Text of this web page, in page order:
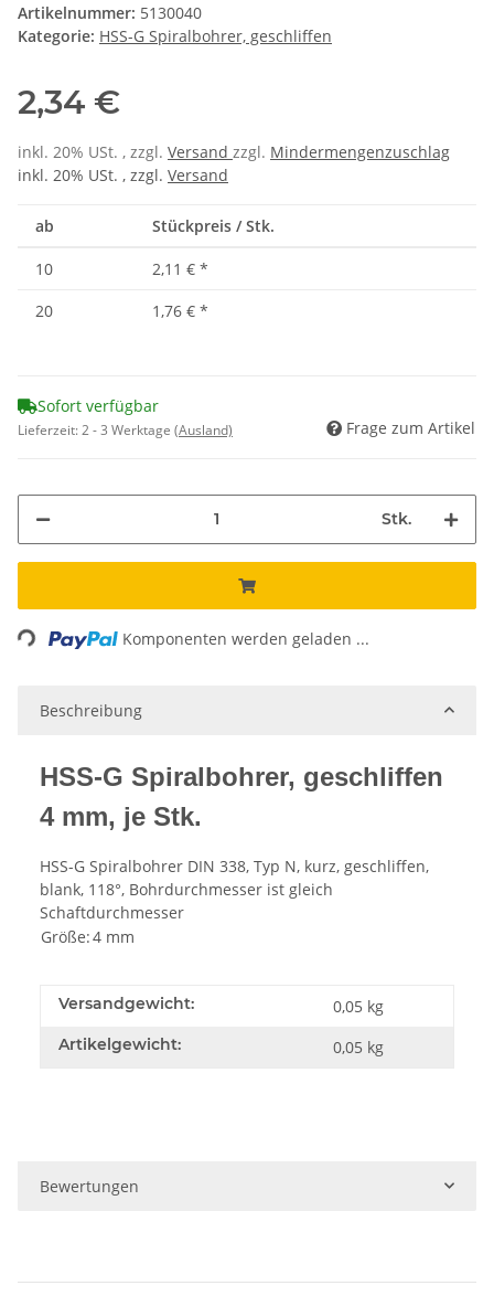
Artikelnummer: 5130040
Kategorie: HSS-G Spiralbohrer, geschliffen
2,34 €
inkl. 20% USt. , zzgl. Versand zzgl. Mindermengenzuschlag
inkl. 20% USt. , zzgl. Versand
ab Stückpreis / Stk.
10 2,11 € *
20
1,76 € *
Sofort verfügbar
Lieferzeit:2 - 3 Werktage (Ausland) Frage zum Artikel
Stk.
Komponenten werden geladen ...
Beschreibung
HSS-G Spiralbohrer, geschliffen
4 mm, je Stk.
HSS-G Spiralbohrer DIN 338, Typ N, kurz, geschliffen,
blank, 118°, Bohrdurchmesser ist gleich
Schaftdurchmesser
Größe:4 mm
Versandgewicht: 0,05 kg
Artikelgewicht: 0,05 kg
Bewertungen